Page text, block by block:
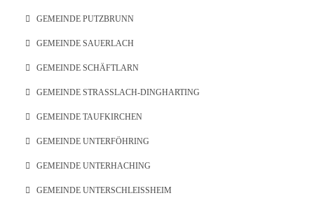
GEMEINDE PUTZBRUNN
GEMEINDE SAUERLACH
GEMEINDE SCHÄFTLARN
GEMEINDE STRASSLACH-DINGHARTING
GEMEINDE TAUFKIRCHEN
GEMEINDE UNTERFÖHRING
GEMEINDE UNTERHACHING
GEMEINDE UNTERSCHLEISSHEIM